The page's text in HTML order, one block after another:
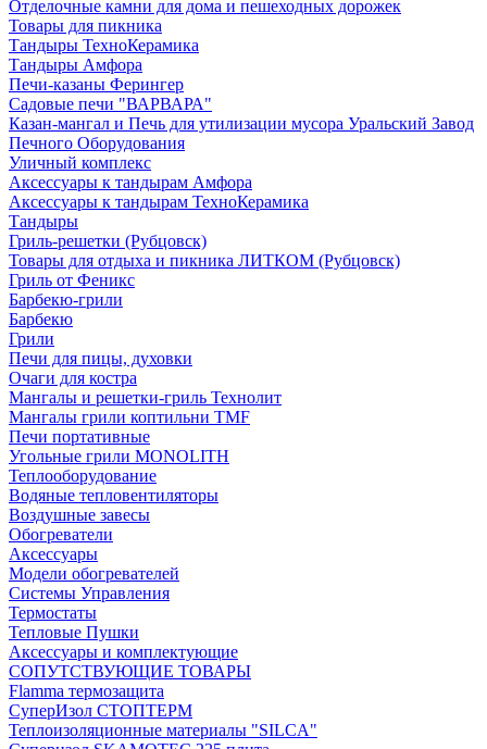
Отделочные камни для дома и пешеходных дорожек
Товары для пикника
Тандыры ТехноКерамика
Тандыры Амфора
Печи-казаны Ферингер
Садовые печи "ВАРВАРА"
Казан-мангал и Печь для утилизации мусора Уральский Завод
Печного Оборудования
Уличный комплекс
Аксессуары к тандырам Амфора
Аксессуары к тандырам ТехноКерамика
Тандыры
Гриль-решетки (Рубцовск)
Товары для отдыха и пикника ЛИТКОМ (Рубцовск)
Гриль от Феникс
Барбекю-грили
Барбекю
Грили
Печи для пицы, духовки
Очаги для костра
Мангалы и решетки-гриль Технолит
Мангалы грили коптильни TMF
Печи портативные
Угольные грили MONOLITH
Теплооборудование
Водяные тепловентиляторы
Воздушные завесы
Обогреватели
Аксессуары
Модели обогревателей
Системы Управления
Термостаты
Тепловые Пушки
Аксессуары и комплектующие
СОПУТСТВУЮЩИЕ ТОВАРЫ
Flamma термозащита
СуперИзол СТОПТЕРМ
Теплоизоляционные материалы "SILCA"